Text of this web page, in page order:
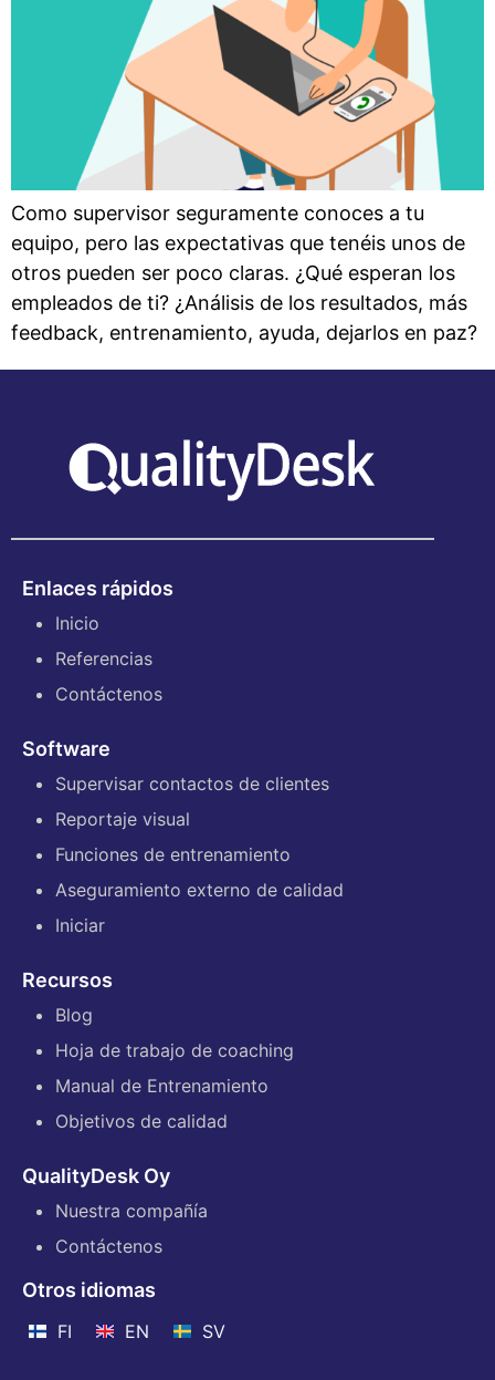
Como supervisor seguramente conoces a tu
equipo, pero las expectativas que tenéis unos de
otros pueden ser poco claras. ¿Qué esperan los
empleados de ti? ¿Análisis de los resultados, más
feedback, entrenamiento, ayuda, dejarlos en paz?
Enlaces rápidos
Inicio
Referencias
Contáctenos
Software
Supervisar contactos de clientes
Reportaje visual
Funciones de entrenamiento
Aseguramiento externo de calidad
Iniciar
Recursos
Blog
Hoja de trabajo de coaching
Manual de Entrenamiento
Objetivos de calidad
QualityDesk Oy
Nuestra compañía
Contáctenos
Otros idiomas
FI EN SV